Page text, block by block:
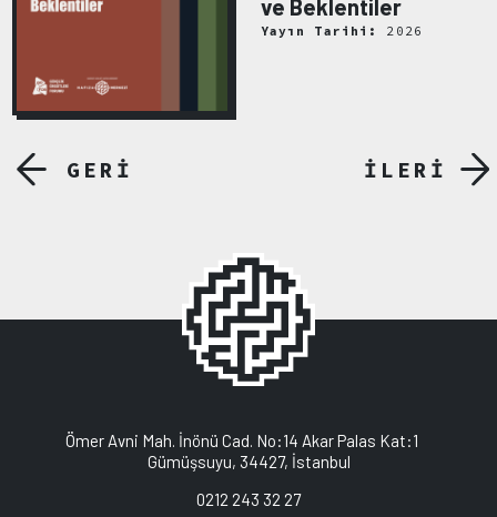
GERİ
ve Beklentiler
Yayın Tarihi: 2026
İLERİ
Ömer Avni Mah. İnönü Cad. No:14 Akar Palas Kat:1
Gümüşsuyu, 34427, İstanbul
0212 243 32 27